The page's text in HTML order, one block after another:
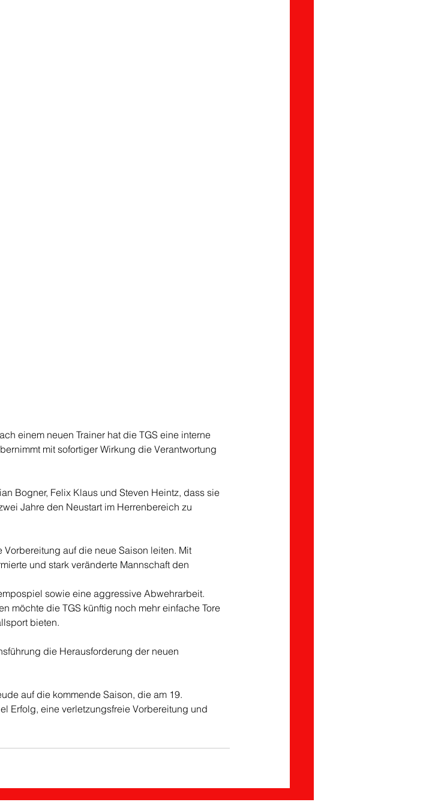
einem neuen Trainer hat die TGS eine interne
mit sofortiger Wirkung die Verantwortung
Bogner, Felix Klaus und Steven Heintz, dass sie
Jahre den Neustart im Herrenbereich zu
auf die neue Saison leiten. Mit
und stark veränderte Mannschaft den
sowie eine aggressive Abwehrarbeit.
möchte die TGS künftig noch mehr einfache Tore
bieten.
die Herausforderung der neuen
auf die kommende Saison, die am 19.
Erfolg, eine verletzungsfreie Vorbereitung und